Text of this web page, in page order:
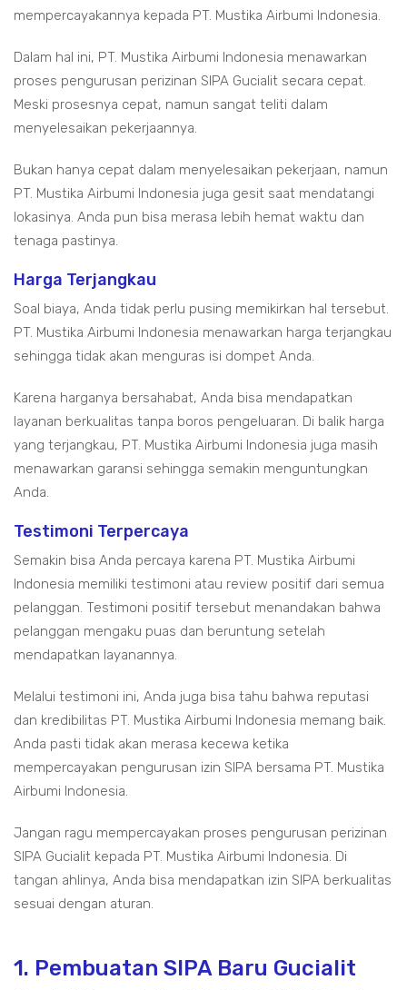
mempercayakannya kepada PT. Mustika Airbumi Indonesia.
Dalam hal ini, PT. Mustika Airbumi Indonesia menawarkan
proses pengurusan perizinan SIPA Gucialit secara cepat.
Meski prosesnya cepat, namun sangat teliti dalam
menyelesaikan pekerjaannya.
Bukan hanya cepat dalam menyelesaikan pekerjaan, namun
PT. Mustika Airbumi Indonesia juga gesit saat mendatangi
lokasinya. Anda pun bisa merasa lebih hemat waktu dan
tenaga pastinya.
Harga Terjangkau
Soal biaya, Anda tidak perlu pusing memikirkan hal tersebut.
PT. Mustika Airbumi Indonesia menawarkan harga terjangkau
sehingga tidak akan menguras isi dompet Anda.
Karena harganya bersahabat, Anda bisa mendapatkan
layanan berkualitas tanpa boros pengeluaran. Di balik harga
yang terjangkau, PT. Mustika Airbumi Indonesia juga masih
menawarkan garansi sehingga semakin menguntungkan
Anda.
Testimoni Terpercaya
Semakin bisa Anda percaya karena PT. Mustika Airbumi
Indonesia memiliki testimoni atau review positif dari semua
pelanggan. Testimoni positif tersebut menandakan bahwa
pelanggan mengaku puas dan beruntung setelah
mendapatkan layanannya.
Melalui testimoni ini, Anda juga bisa tahu bahwa reputasi
dan kredibilitas PT. Mustika Airbumi Indonesia memang baik.
Anda pasti tidak akan merasa kecewa ketika
mempercayakan pengurusan izin SIPA bersama PT. Mustika
Airbumi Indonesia.
Jangan ragu mempercayakan proses pengurusan perizinan
SIPA Gucialit kepada PT. Mustika Airbumi Indonesia. Di
tangan ahlinya, Anda bisa mendapatkan izin SIPA berkualitas
sesuai dengan aturan.
1. Pembuatan SIPA Baru Gucialit